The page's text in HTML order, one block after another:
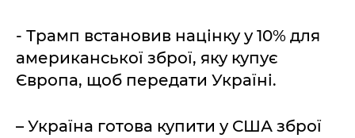
- Трамп встановив націнку у 10% для
американської зброї, яку купує
Європа, щоб передати Україні.
– Україна готова купити у США зброї